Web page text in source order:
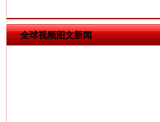
全球视频图文新闻